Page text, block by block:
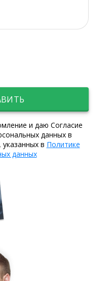
и даю Согласие
данных в
в Политике
данных